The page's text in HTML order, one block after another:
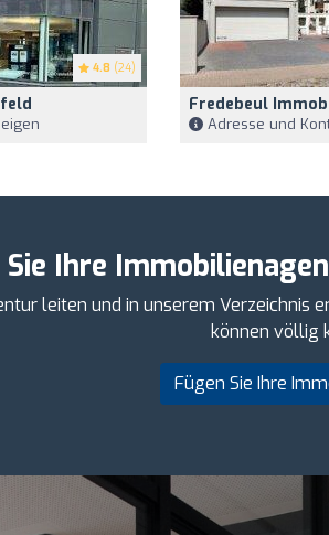
4.8 (24)
Fredebeul
Adresse und
Sie Ihre
leiten und in unserem Verzeichnis
können völlig
Fügen Sie Ihre